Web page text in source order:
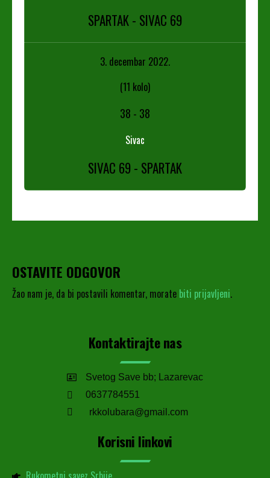
SPARTAK - SIVAC 69
3. decembar 2022.
(11 kolo)
38 - 38
Sivac
SIVAC 69 - SPARTAK
OSTAVITE ODGOVOR
Žao nam je, da bi postavili komentar, morate biti prijavljeni.
Kontaktirajte nas
Svetog Save bb; Lazarevac
0637784551
rkkolubara@gmail.com
Korisni linkovi